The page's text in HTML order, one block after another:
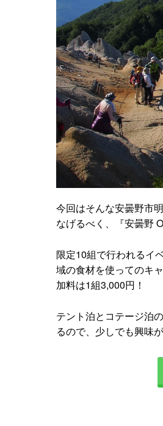
今回はそんな安曇野市
なげるべく、『安曇野
限定10組で行われるイ
域の食材を使ってのキ
加料は1組3,000円！
テント泊とコテージ泊
るので、少しでも興味